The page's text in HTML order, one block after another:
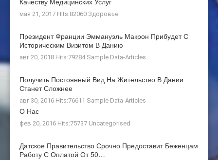
мая 21, 2017 Hits:82060 Здоровье
Президент Франции Эммануэль Макрон Прибудет С
Историческим Визитом В Данию
авг 20, 2018 Hits:79284 Sample Data-Articles
Получить Постоянный Вид На Жительство В Дании
Станет Сложнее
авг 30, 2016 Hits:76611 Sample Data-Articles
О Нас
фев 20, 2016 Hits:75737 Uncategorised
Датское Правительство Срочно Предоставит Беженцам
Работу С Оплатой От 50…